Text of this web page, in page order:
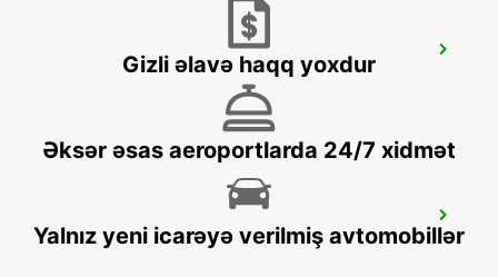
CIUDAD DEL CARMEN DOWNTOWN
CIUDAD DEL CARMEN - MEXICO
CHETUMAL INTL AIRPORT
CHETUMAL - MEXICO
Gizli əlavə haqq yoxdur
Əksər əsas aeroportlarda 24/7 xidmət
Yalnız yeni icarəyə verilmiş avtomobillər